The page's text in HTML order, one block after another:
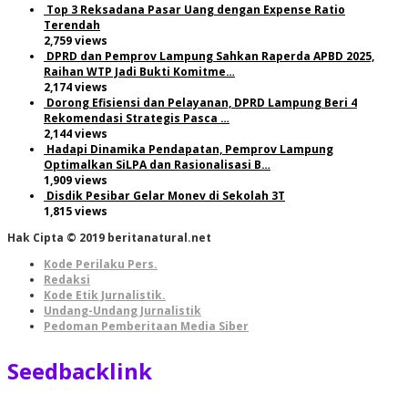
Top 3 Reksadana Pasar Uang dengan Expense Ratio
Terendah
2,759 views
DPRD dan Pemprov Lampung Sahkan Raperda APBD 2025,
Raihan WTP Jadi Bukti Komitme…
2,174 views
Dorong Efisiensi dan Pelayanan, DPRD Lampung Beri 4
Rekomendasi Strategis Pasca …
2,144 views
Hadapi Dinamika Pendapatan, Pemprov Lampung
Optimalkan SiLPA dan Rasionalisasi B…
1,909 views
Disdik Pesibar Gelar Monev di Sekolah 3T
1,815 views
Hak Cipta © 2019 beritanatural.net
Kode Perilaku Pers.
Redaksi
Kode Etik Jurnalistik.
Undang-Undang Jurnalistik
Pedoman Pemberitaan Media Siber
Seedbacklink